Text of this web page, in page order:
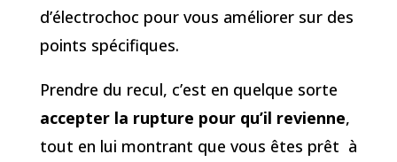
d’électrochoc pour vous améliorer sur des
points spécifiques.
Prendre du recul, c’est en quelque sorte
accepter la rupture pour qu’il revienne,
tout en lui montrant que vous êtes prêt à